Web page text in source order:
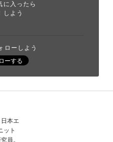
に入ったら
しよう
ローしよう
本エ
ット
員。